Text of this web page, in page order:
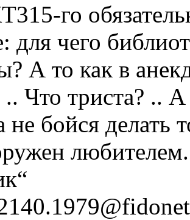
го
для чего
А то как в
.. Что триста? ..
не бойся делать